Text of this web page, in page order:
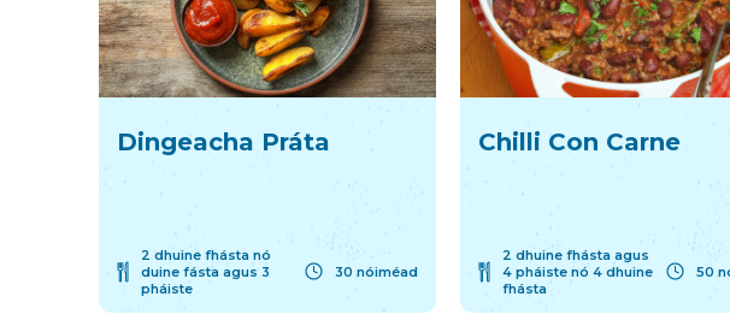
Dingeacha Práta
2 dhuine fhásta nó
duine fásta agus 3
pháiste
30 nóiméad
Chilli Con Carne
2 dhuine fhásta agus
4 pháiste nó 4 dhuine
fhásta
50